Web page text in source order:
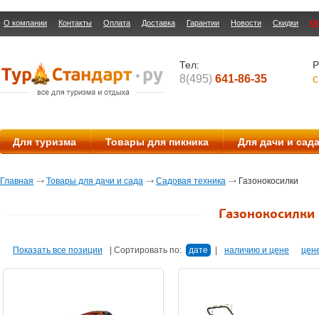
О компании Контакты Оплата Доставка Гарантии Новости Скидки
Тел:
8(495) 641-86-35
Для туризма Товары для пикника Для дачи и сада
Главная Товары для дачи и сада Садовая техника Газонокосилки
Газонокосилки
Показать все позиции Сортировать по: дате наличию и цене